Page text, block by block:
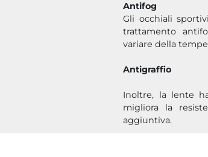
Antifog
Gli occhiali
trattamento
variare della
Antigraffio
Inoltre, la lente
migliora la
aggiuntiva.